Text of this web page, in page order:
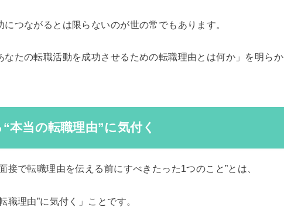
つながるとは限らないのが世の常でもあります。
たの転職活動を成功させるための転職理由とは何か」を明らか
本当の転職理由”に気付く
接で転職理由を伝える前にすべきたった1つのこと”とは、
職理由”に気付く」ことです。